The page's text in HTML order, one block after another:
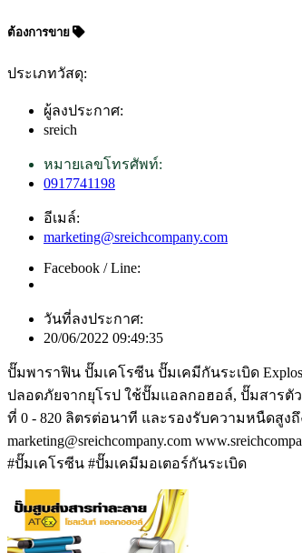
ต้องการขาย
ประเภทวัสดุ:
ผู้ลงประกาศ:
sreich
หมายเลขโทรศัพท์:
0917741198
อีเมล์:
marketing@sreichcompany.com
Facebook / Line:
วันที่ลงประกาศ:
20/06/2022 09:49:35
ปั๊มพาราฟิน ปั๊มเคโรซีน ปั๊มเคมีกันระเบิด
ปลอดภัยจากยุโรป ใช้ปั๊มแอลกอฮอล์, ปั๊มสารตัว
ที่ 0 - 820 ลิตรต่อนาที และรองรับความหนืดสูงถึ
marketing@sreichcompany.com
#ปั๊มเคโรซีน #ปั๊มเคมีมอเตอร์กันระเบิด